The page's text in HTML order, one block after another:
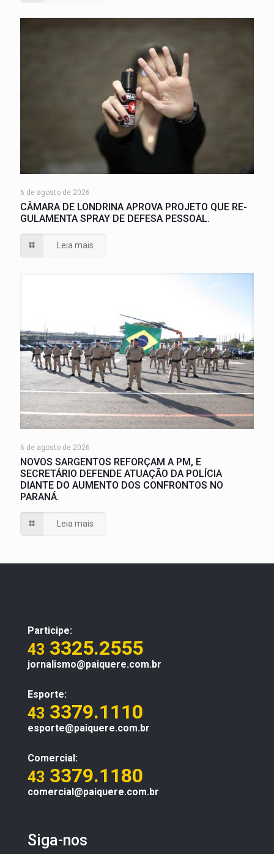
6 de agosto de 2026
CÂMARA DE LONDRINA APROVA PROJETO QUE RE-
GULAMENTA SPRAY DE DEFESA PESSOAL.
Leia mais
6 de agosto de 2026
NOVOS SARGENTOS REFORÇAM A PM, E
SECRETÁRIO DEFENDE ATUAÇÃO DA POLÍCIA
DIANTE DO AUMENTO DOS CONFRONTOS NO
PARANÁ.
Leia mais
Participe:
43 3325.2555
jornalismo@paiquere.com.br
Esporte:
43 3379.1110
esporte@paiquere.com.br
Comercial:
43 3379.1180
comercial@paiquere.com.br
Siga-nos